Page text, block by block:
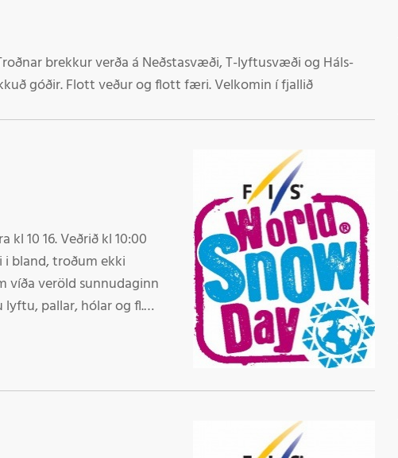
brekkur verða á Neðstasvæði, T-lyftusvæði og Háls-
góðir. Flott veður og flott færi. Velkomin í fjallið
bland, troðum ekki
lyftu, pallar, hólar og fl.